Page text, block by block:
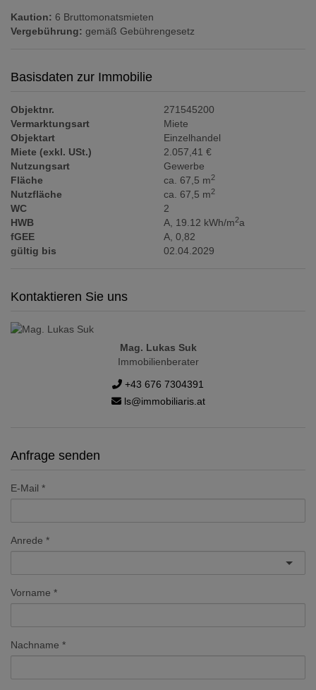
Kaution: 6 Bruttomonatsmieten
Vergebührung: gemäß Gebührengesetz
Basisdaten zur Immobilie
Objektnr.
271545200
Vermarktungsart
Miete
Objektart
Einzelhandel
Miete (exkl. USt.)
2.057,41 €
Nutzungsart
Gewerbe
Fläche
ca. 67,5 m2
Nutzfläche ca. 67,5 m2
WC
2
HWB
A, 19.12 kWh/m2a
fGEE
A, 0,82
gültig bis
02.04.2029
Kontaktieren Sie uns
Mag. Lukas Suk
Immobilienberater
+43 676 7304391
ls@immobiliaris.at
Anfrage senden
E-Mail
Anrede
Vorname
Nachname